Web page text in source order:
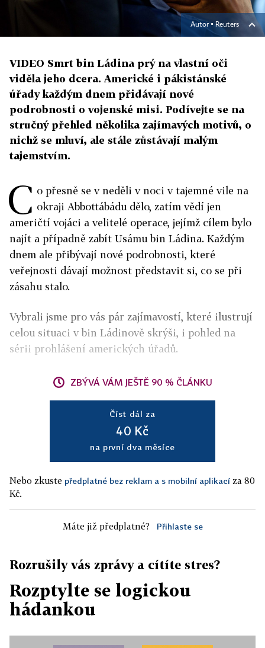
Autor ▪ Reuters
VIDEO Smrt bin Ládina prý na vlastní oči
viděla jeho dcera. Americké i pákistánské
úřady každým dnem přidávají nové
podrobnosti o vojenské misi. Podívejte se na
stručný přehled několika zajímavých motivů, o
nichž se mluví, ale stále zůstávají malým
tajemstvím.
C o přesně se v neděli v noci v tajemné vile na
okraji Abbottábádu dělo, zatím vědí jen
američtí vojáci a velitelé operace, jejímž cílem bylo
najít a případně zabít Usámu bin Ládina. Každým
dnem ale přibývají nové podrobnosti, které
veřejnosti dávají možnost představit si, co se při
zásahu stalo.
Vybrali jsme pro vás pár zajímavostí, které ilustrují
celou situaci v bin Ládinově skrýši, i pohled na
sérii prohlášení amerických úřadů.
ZBÝVÁ VÁM JEŠTĚ 90 % ČLÁNKU
Číst dál za
40 Kč
na první dva měsíce
Nebo zkuste předplatné bez reklam a s mobilní aplikací za 80
Kč.
Máte již předplatné? Přihlaste se
Rozrušily vás zprávy a cítíte stres?
Rozptylte se logickou
hádankou